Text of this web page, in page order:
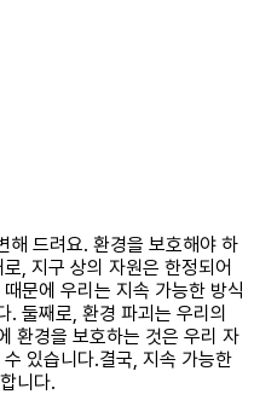
해 드려요. 환경을 보호해야 하
, 지구 상의 자원은 한정되어
문에 우리는 지속 가능한 방식
. 둘째로, 환경 파괴는 우리의
환경을 보호하는 것은 우리 자
있습니다.결국, 지속 가능한
니다.